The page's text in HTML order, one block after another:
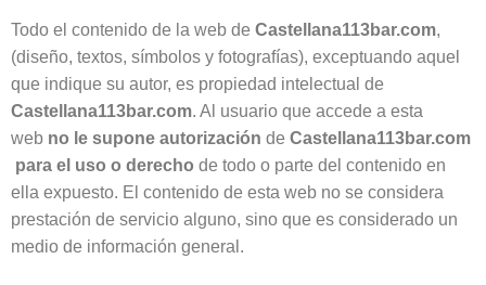
Todo el contenido de la web de Castellana113bar.com,
(diseño, textos, símbolos y fotografías), exceptuando aquel
que indique su autor, es propiedad intelectual de
Castellana113bar.com. Al usuario que accede a esta
web no le supone autorización de Castellana113bar.com
para el uso o derecho de todo o parte del contenido en
ella expuesto. El contenido de esta web no se considera
prestación de servicio alguno, sino que es considerado un
medio de información general.